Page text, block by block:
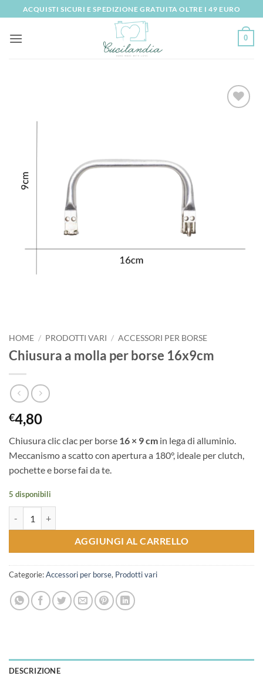
ai
contenuti
ACQUISTI SICURI E SPEDIZIONE GRATUITA OLTRE I 49 EURO
0
HOME / PRODOTTI VARI / ACCESSORI PER BORSE
Chiusura a molla per borse 16x9cm
€4,80
Chiusura clic clac per borse 16 × 9 cm in lega di alluminio.
Meccanismo a scatto con apertura a 180°, ideale per clutch,
pochette e borse fai da te.
5 disponibili
AGGIUNGI AL CARRELLO
Categorie:Accessori per borse, Prodotti vari
DESCRIZIONE